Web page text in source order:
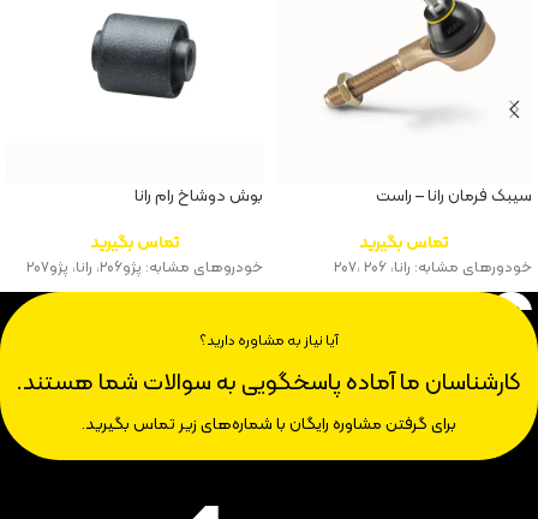
سیبک فرمان رانا – راست
تماس بگیرید
خودورهای مشابه: رانا، ۲۰۶ ،‌۲۰۷
بوش دوشاخ رام رانا
تماس بگیرید
خودروهای مشابه: پژو۲۰۶، رانا، پژو۲۰۷
آیا نیاز به مشاوره دارید؟
کارشناسان ما آماده پاسخگویی به سوالات شما هستند.
برای گرفتن مشاوره رایگان با شماره‌های زیر تماس بگیرید.